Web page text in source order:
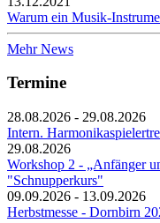
Warum ein Musik-
Mehr News
Termine
28.08.2026 - 29.08.2026
Intern.
29.08.2026
Workshop 2 - „Anfänger
"Schnupperkurs"
09.09.2026 - 13.09.2026
Herbstmesse - Dornbirn